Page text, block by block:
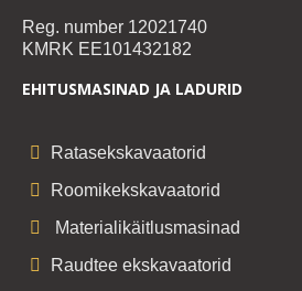
Reg. number 12021740
KMRK EE101432182
EHITUSMASINAD JA LADURID
Ratasekskavaatorid
Roomikekskavaatorid
Materialikäitlusmasinad
Raudtee ekskavaatorid